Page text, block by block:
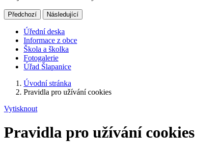
Předchozí Následující
Úřední deska
Informace z obce
Škola a školka
Fotogalerie
Úřad Šlapanice
Úvodní stránka
Pravidla pro užívání cookies
Vytisknout
Pravidla pro užívání cookies